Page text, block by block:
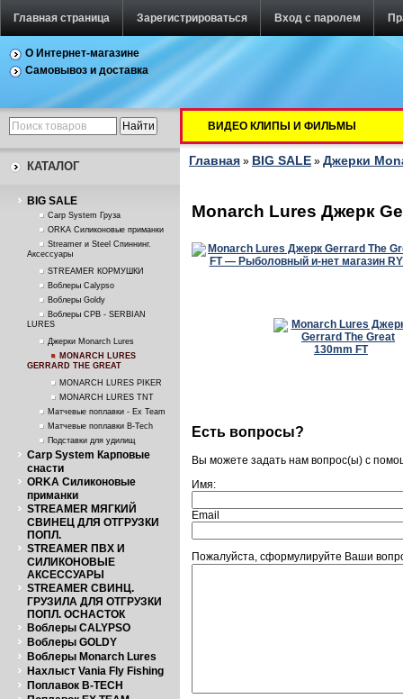
Главная страница Зарегистрироваться Вход с паролем
О Интернет-магазине
Самовывоз и доставка
КАТАЛОГ
BIG SALE
Carp System Груза
ORKA Силиконовые приманки
Streamer и Steel Спиннинг.
Аксессуары
STREAMER КОРМУШКИ
Воблеры Calypso
Воблеры Goldy
Воблеры СРВ - SERBIAN
LURES
Джерки Monarch Lures
MONARCH LURES
GERRARD THE GREAT
MONARCH LURES PIKER
MONARCH LURES TNT
Матчевые поплавки - Ex Team
Матчевые поплавки B-Tech
Подставки для удилищ
Carp System Карповые
снасти
ORKA Силиконовые
приманки
STREAMER МЯГКИЙ
СВИНЕЦ ДЛЯ ОТГРУЗКИ
ПОПЛ.
STREAMER ПВХ И
СИЛИКОНОВЫЕ
АКСЕССУАРЫ
STREAMER СВИНЦ.
ГРУЗИЛА ДЛЯ ОТГРУЗКИ
ПОПЛ. ОСНАСТОК
Воблеры CALYPSO
Воблеры GOLDY
Воблеры Monarch Lures
Нахлыст Vania Fly Fishing
Поплавок B-TECH
ВИДЕО КЛИПЫ И ФИЛЬМЫ
Главная » BIG SALE » Джерки
Monarch Lures Джерк
Есть вопросы?
Вы можете задать нам вопрос(ы) с
Имя:
Email
Пожалуйста, сформулируйте Ваши